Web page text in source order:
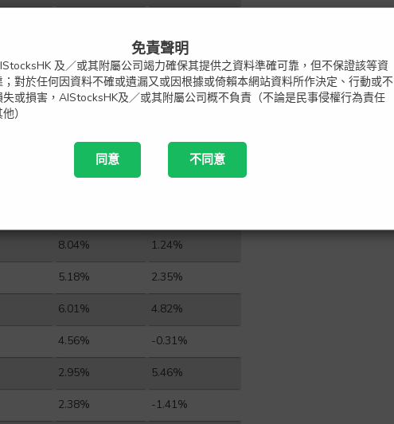
免責聲明
及／或其附屬公司竭力確保其提供之資料準確可靠，但不保證該等資
對於任何因資料不確或遺漏又或因根據或倚賴本網站資料所作決定、行動或不
或損害，AIStocksHK及／或其附屬公司概不負責（不論是民事侵權行為責任
）
同意 不同意
-7.36%
3.29% 8.79%
2.50% 15.98%
2.32% -9.86%
8.04% 1.24%
5.18% 2.35%
6.01% 4.82%
4.56% -0.31%
2.95% 5.46%
2.38% -1.41%